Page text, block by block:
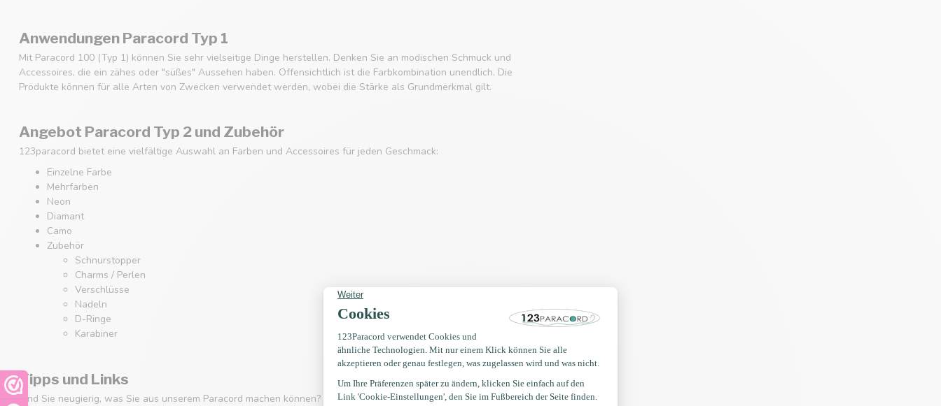
Anwendungen Paracord Typ 1
Mit Paracord 100 (Typ 1) können Sie sehr vielseitige Dinge herstellen. Denken Sie an modischen Schmuck und
Accessoires, die ein zähes oder "süßes" Aussehen haben. Offensichtlich ist die Farbkombination unendlich. Die
Produkte können für alle Arten von Zwecken verwendet werden, wobei die Stärke als Grundmerkmal gilt.
Angebot Paracord Typ 2 und Zubehör
123paracord bietet eine vielfältige Auswahl an Farben und Accessoires für jeden Geschmack:
Einzelne Farbe
Mehrfarben
Neon
Diamant
Camo
Zubehör
Schnurstopper
Charms / Perlen
Verschlüsse
Nadeln
D-Ringe
Karabiner
Tipps und Links
Sind Sie neugierig, was Sie aus unserem Paracord machen können? Dann schau dir eines der Videos unten an: